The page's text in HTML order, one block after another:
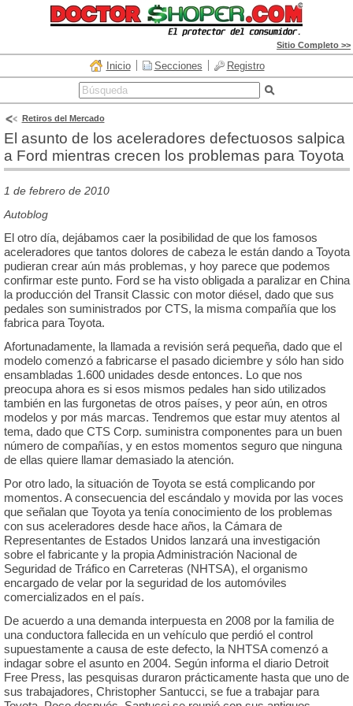
Sitio Completo >>
Inicio Secciones Registro
Retiros del Mercado
El asunto de los aceleradores defectuosos salpica
a Ford mientras crecen los problemas para Toyota
1 de febrero de 2010
Autoblog
El otro día, dejábamos caer la posibilidad de que los famosos
aceleradores que tantos dolores de cabeza le están dando a Toyota
pudieran crear aún más problemas, y hoy parece que podemos
confirmar este punto. Ford se ha visto obligada a paralizar en China
la producción del Transit Classic con motor diésel, dado que sus
pedales son suministrados por CTS, la misma compañía que los
fabrica para Toyota.
Afortunadamente, la llamada a revisión será pequeña, dado que el
modelo comenzó a fabricarse el pasado diciembre y sólo han sido
ensambladas 1.600 unidades desde entonces. Lo que nos
preocupa ahora es si esos mismos pedales han sido utilizados
también en las furgonetas de otros países, y peor aún, en otros
modelos y por más marcas. Tendremos que estar muy atentos al
tema, dado que CTS Corp. suministra componentes para un buen
número de compañías, y en estos momentos seguro que ninguna
de ellas quiere llamar demasiado la atención.
Por otro lado, la situación de Toyota se está complicando por
momentos. A consecuencia del escándalo y movida por las voces
que señalan que Toyota ya tenía conocimiento de los problemas
con sus aceleradores desde hace años, la Cámara de
Representantes de Estados Unidos lanzará una investigación
sobre el fabricante y la propia Administración Nacional de
Seguridad de Tráfico en Carreteras (NHTSA), el organismo
encargado de velar por la seguridad de los automóviles
comercializados en el país.
De acuerdo a una demanda interpuesta en 2008 por la familia de
una conductora fallecida en un vehículo que perdió el control
supuestamente a causa de este defecto, la NHTSA comenzó a
indagar sobre el asunto en 2004. Según informa el diario Detroit
Free Press, las pesquisas duraron prácticamente hasta que uno de
sus trabajadores, Christopher Santucci, se fue a trabajar para